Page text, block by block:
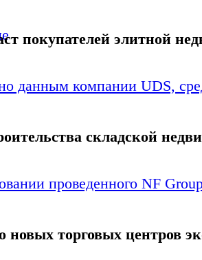
покупателей элитной
данным компании UDS,
складской
проведенного NF
новых торговых центров